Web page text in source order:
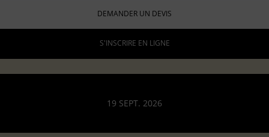
DEMANDER UN DEVIS
S'INSCRIRE EN LIGNE
19 SEPT. 2026